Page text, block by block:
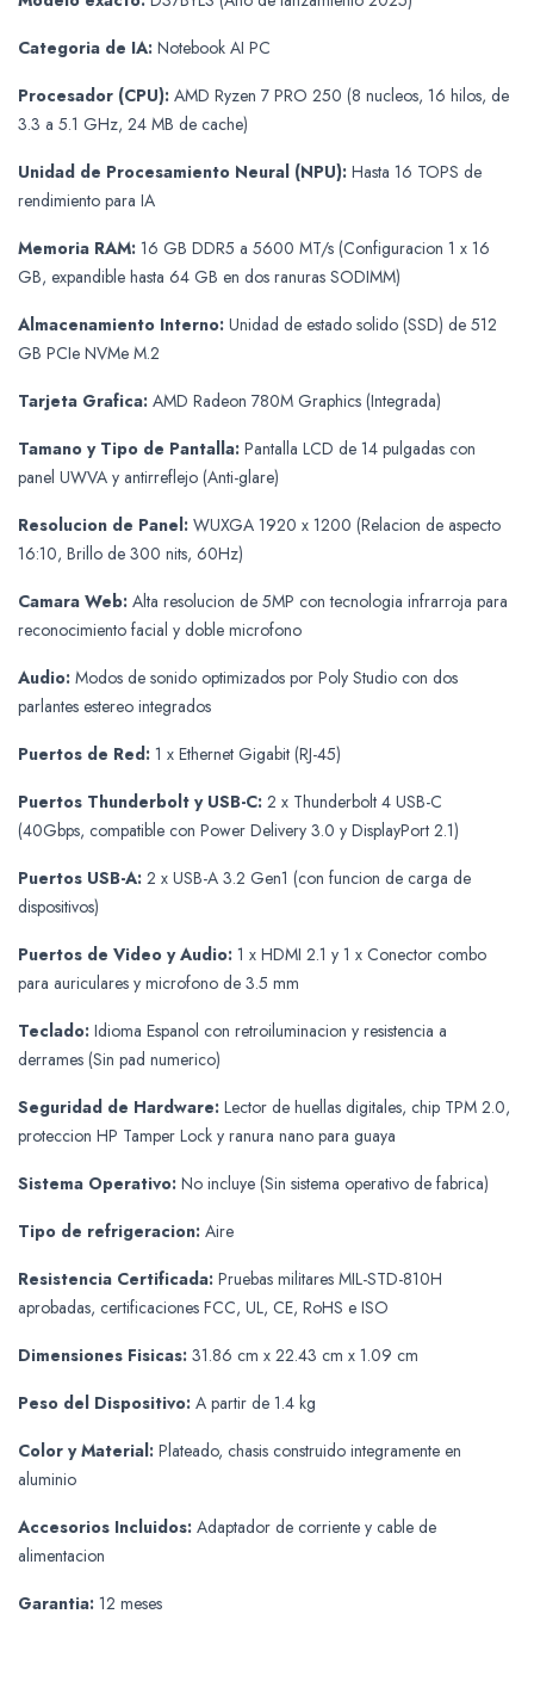
Categoria de IA: Notebook AI PC
Procesador (CPU): AMD Ryzen 7 PRO 250 (8 nucleos, 16 hilos, de
3.3 a 5.1 GHz, 24 MB de cache)
Unidad de Procesamiento Neural (NPU): Hasta 16 TOPS de
rendimiento para IA
Memoria RAM: 16 GB DDR5 a 5600 MT/s (Configuracion 1 x 16
GB, expandible hasta 64 GB en dos ranuras SODIMM)
Almacenamiento Interno: Unidad de estado solido (SSD) de 512
GB PCIe NVMe M.2
Tarjeta Grafica: AMD Radeon 780M Graphics (Integrada)
Tamano y Tipo de Pantalla: Pantalla LCD de 14 pulgadas con
panel UWVA y antirreflejo (Anti-glare)
Resolucion de Panel: WUXGA 1920 x 1200 (Relacion de aspecto
16:10, Brillo de 300 nits, 60Hz)
Camara Web: Alta resolucion de 5MP con tecnologia infrarroja para
reconocimiento facial y doble microfono
Audio: Modos de sonido optimizados por Poly Studio con dos
parlantes estereo integrados
Puertos de Red: 1 x Ethernet Gigabit (RJ-45)
Puertos Thunderbolt y USB-C: 2 x Thunderbolt 4 USB-C
(40Gbps, compatible con Power Delivery 3.0 y DisplayPort 2.1)
Puertos USB-A: 2 x USB-A 3.2 Gen1 (con funcion de carga de
dispositivos)
Puertos de Video y Audio: 1 x HDMI 2.1 y 1 x Conector combo
para auriculares y microfono de 3.5 mm
Teclado: Idioma Espanol con retroiluminacion y resistencia a
derrames (Sin pad numerico)
Seguridad de Hardware: Lector de huellas digitales, chip TPM 2.0,
proteccion HP Tamper Lock y ranura nano para guaya
Sistema Operativo: No incluye (Sin sistema operativo de fabrica)
Tipo de refrigeracion: Aire
Resistencia Certificada: Pruebas militares MIL-STD-810H
aprobadas, certificaciones FCC, UL, CE, RoHS e ISO
Dimensiones Fisicas: 31.86 cm x 22.43 cm x 1.09 cm
Peso del Dispositivo: A partir de 1.4 kg
Color y Material: Plateado, chasis construido integramente en
aluminio
Accesorios Incluidos: Adaptador de corriente y cable de
alimentacion
Garantia: 12 meses